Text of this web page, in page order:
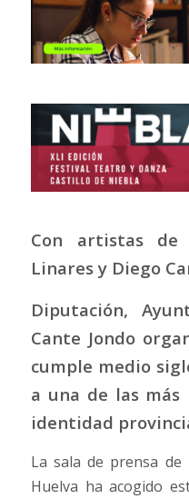
Con artistas
Linares y Diego
Diputación,
Cante Jondo
cumple medio
a una de las
identidad
La sala de prensa de
Huelva ha acogido